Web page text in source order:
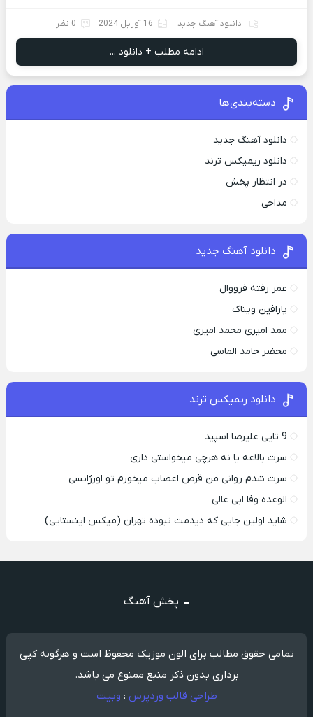
دانلود آهنگ جدید 16 آوریل 2024 0 نظر
ادامه مطلب + دانلود ...
دسته‌بندی‌ها
دانلود آهنگ جدید
دانلود ریمیکس ترند
در انتظار پخش
مداحی
دانلود آهنگ جدید
عمر رفته فرووال
پارافين ویناک
ممد امیری محمد امیری
محضر حامد الماسی
دانلود ریمیکس ترند
9 تایی علیرضا اسپید
سرت بالاعه یا نه هرچی میخواستی داری
سرت شدم روانی من قرص اعصاب میخورم تو اورژانسی
الوعده وفا ابی عالی
شاید اولین جایی که دیدمت نبوده تهران (میکس اینستایی)
پخش آهنگ
تمامی حقوق مطالب برای الون موزیک محفوظ است و هرگونه کپی
برداری بدون ذکر منبع ممنوع می باشد.
طراحی قالب وردپرس : وبیت